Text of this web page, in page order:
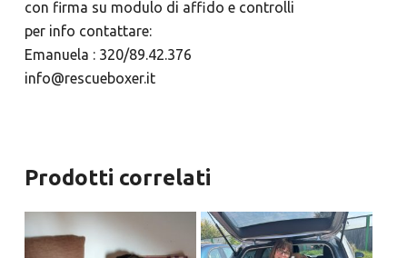
con firma su modulo di affido e controlli
per info contattare:
Emanuela : 320/89.42.376
info@rescueboxer.it
Prodotti correlati